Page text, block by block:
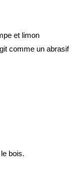
et limon
comme un abrasif
bois.